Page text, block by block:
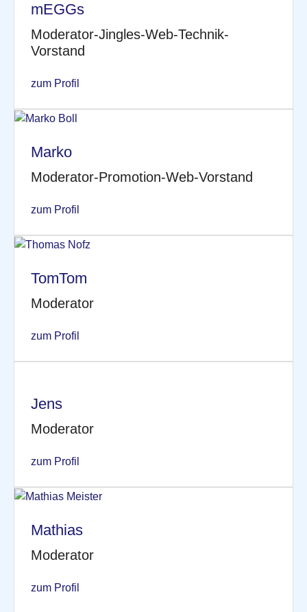
mEGGs
Moderator-Jingles-Web-Technik-
Vorstand
zum Profil
Marko
Moderator-Promotion-Web-Vorstand
zum Profil
TomTom
Moderator
zum Profil
Jens
Moderator
zum Profil
Mathias
Moderator
zum Profil